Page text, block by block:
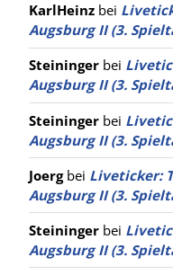
KarlHeinz bei
Augsburg II (3.
Steininger bei
Augsburg II (3.
Steininger bei
Augsburg II (3.
Joergbei Liveticker:
Augsburg II (3.
Steininger bei
Augsburg II (3.